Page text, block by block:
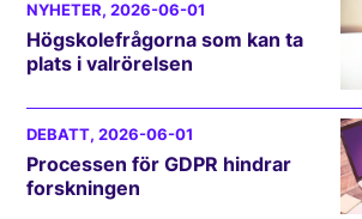
NYHETER, 2026-06-01
Högskolefrågorna som kan ta
plats i valrörelsen
DEBATT, 2026-06-01
Processen för GDPR hindrar
forskningen